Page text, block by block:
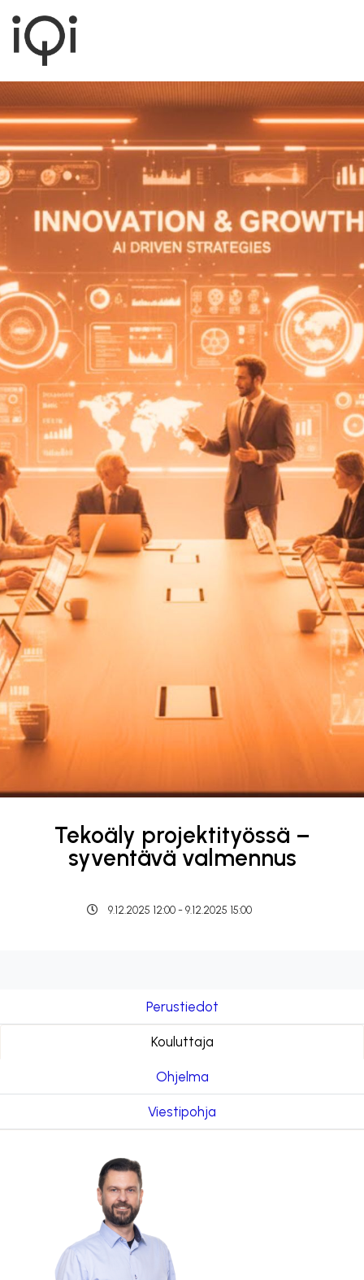
Tekoäly projektityössä –
syventävä valmennus
9.12.2025 12:00 - 9.12.2025 15:00
Perustiedot
Kouluttaja
Ohjelma
Viestipohja